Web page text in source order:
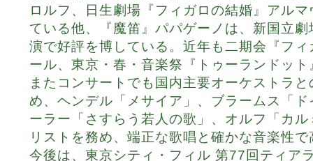
ロルフ、日生劇場『フィガロの結婚』アル
ている他、『魔笛』パパゲーノは、新国立
演で好評を博している。近年も二期会『フ
ール、東京・春・音楽祭『トゥーランドッ
またコンサートでも国内主要オーケストラ
め、ヘンデル「メサイア」、ブラームス「
ーラー「さすらう若人の歌」、オルフ「カ
リストを務め、端正な歌唱と確かな音楽性
今後は、東京シティ・フィル 第77回ティア